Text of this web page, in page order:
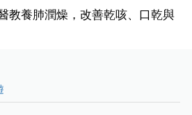
教養肺潤燥，改善乾咳、口乾與